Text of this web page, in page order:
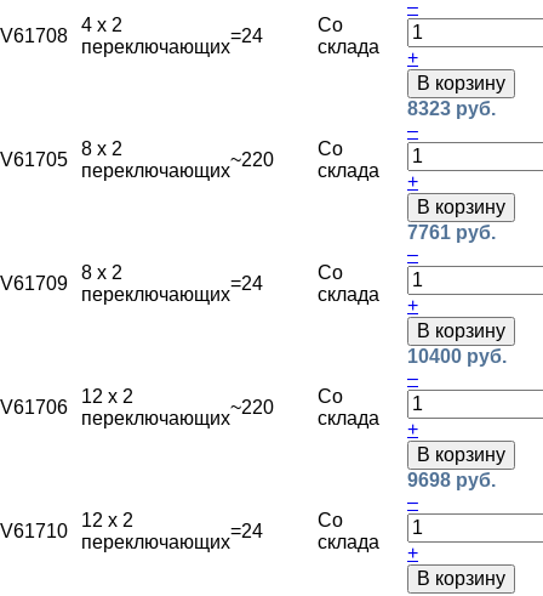
V61708
4 х 2
переключающих
=24
Со
склада
–
+
В корзину
V61705
8 х 2
переключающих
~220
Со
склада
8323 руб.
–
+
В корзину
V61709
8 х 2
переключающих
=24
Со
склада
7761 руб.
–
+
В корзину
V61706
12 х 2
переключающих
~220
Со
склада
10400 руб.
–
+
В корзину
V61710
12 х 2
переключающих
=24
Со
склада
9698 руб.
–
+
В корзину